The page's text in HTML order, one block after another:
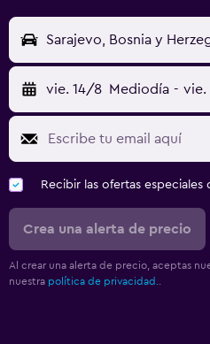
Sarajevo, Bosnia y
vie. 14/8 Mediodía - vie.
Recibir las ofertas
Crea una alerta de precio
Al crear una alerta de precio, aceptas
nuestra política de privacidad..